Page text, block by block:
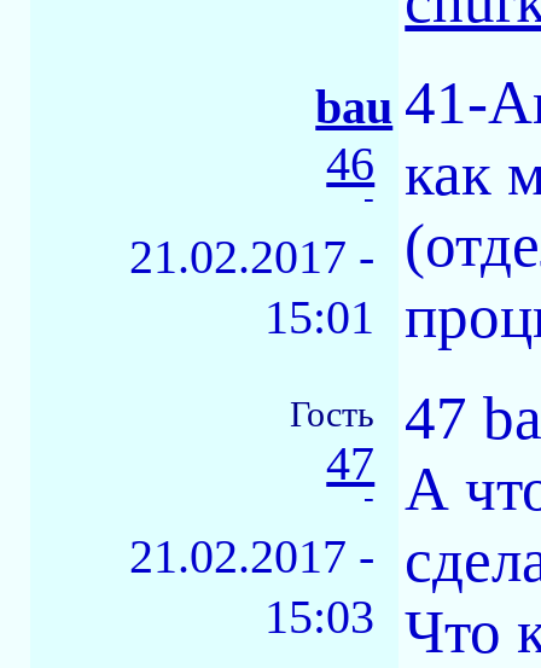
bau
46
-
21.02.2017 -
15:01
41-
как
Гость
47
-
21.02.2017 -
15:03
47
А
Что